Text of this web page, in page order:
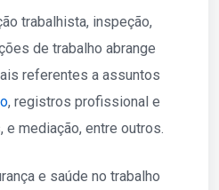
trabalhista, inspeção,
de trabalho abrange
referentes a assuntos
, registros profissional e
mediação, entre outros.
e saúde no trabalho